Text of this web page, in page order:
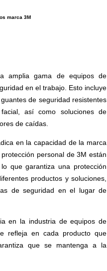
marca 3M
amplia gama de equipos de
en el trabajo. Esto incluye
de seguridad resistentes
así como soluciones de
de caídas.
en la capacidad de la marca
personal de 3M están
que garantiza una protección
productos y soluciones,
de seguridad en el lugar de
en la industria de equipos de
refleja en cada producto que
que se mantenga a la